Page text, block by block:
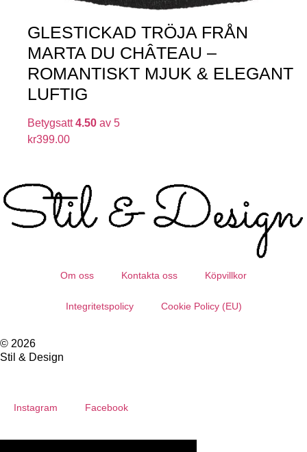
GLESTICKAD TRÖJA FRÅN
MARTA DU CHÂTEAU –
ROMANTISKT MJUK & ELEGANT
LUFTIG
Betygsatt4.50 av 5
kr399.00
Om oss Kontakta oss Köpvillkor
Integritetspolicy Cookie Policy (EU)
© 2026
Stil & Design
Instagram Facebook